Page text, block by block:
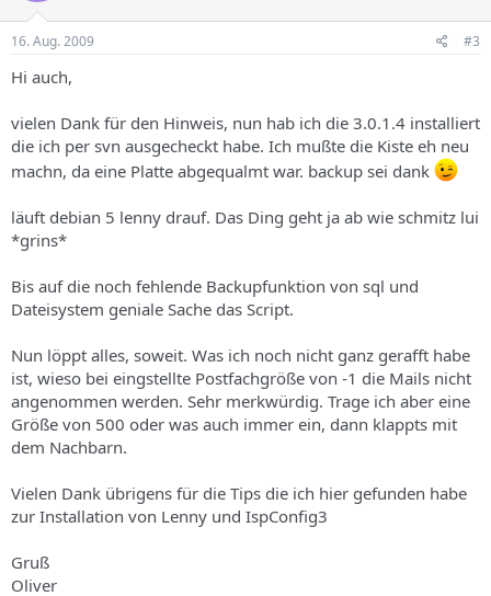
16. Aug. 2009 #3
Hi auch,
vielen Dank für den Hinweis, nun hab ich die 3.0.1.4 installiert
die ich per svn ausgecheckt habe. Ich mußte die Kiste eh neu
machn, da eine Platte abgequalmt war. backup sei dank
läuft debian 5 lenny drauf. Das Ding geht ja ab wie schmitz lui
*grins*
Bis auf die noch fehlende Backupfunktion von sql und
Dateisystem geniale Sache das Script.
Nun löppt alles, soweit. Was ich noch nicht ganz gerafft habe
ist, wieso bei eingstellte Postfachgröße von -1 die Mails nicht
angenommen werden. Sehr merkwürdig. Trage ich aber eine
Größe von 500 oder was auch immer ein, dann klappts mit
dem Nachbarn.
Vielen Dank übrigens für die Tips die ich hier gefunden habe
zur Installation von Lenny und IspConfig3
Gruß
Oliver